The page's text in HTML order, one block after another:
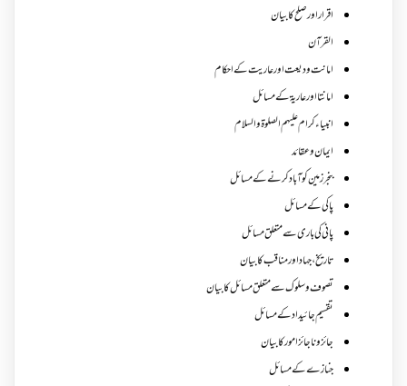
اقرار اور صلح کا بیان
القرآن
امانت ودیعت اورعاریت کے احکام
امانتا اور عاریة کے مسائل
انبیاء کرام علیہم الصلوۃ والسلام
ایمان وعقائد
بنجر زمین کو آباد کرنے کے مسائل
پاکی کے مسائل
پانی کی باری سے متعلق مسائل
تاریخ،جہاد اور مناقب کا بیان
تصوف و سلوک سے متعلق مسائل کا بیان
تقسیم جائیداد کے مسائل
جائز و ناجائزامور کا بیان
جنازے کےمسائل